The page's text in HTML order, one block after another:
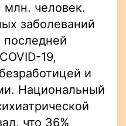
млн. человек.
заболеваний
последней
19,
и
Национальный
что 36%